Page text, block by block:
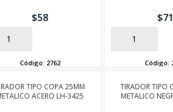
$58
Código: 2762
$71
AÑADIR
Código:
TIPO COPA 25MM
ACERO LH-3425
TIRADOR TIPO
METALICO